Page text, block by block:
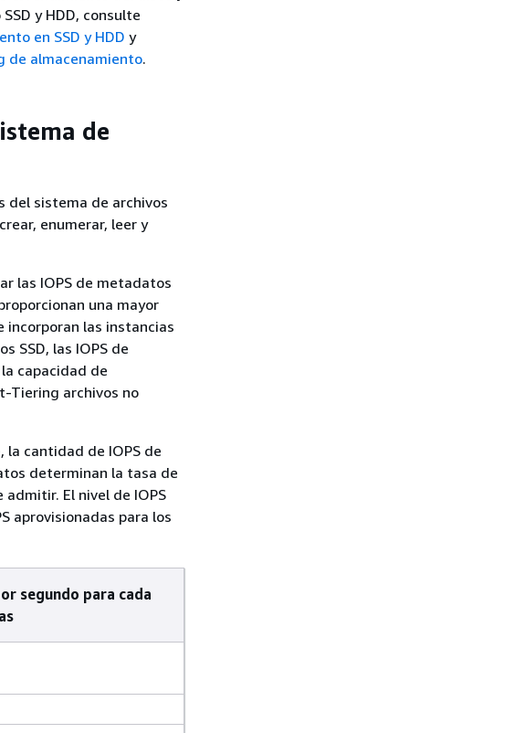
y HDD, consulte
en SSD y HDD y
de almacenamiento.
de
del sistema de archivos
enumerar, leer y
las IOPS de metadatos
una mayor
las instancias
SSD, las IOPS de
capacidad de
Tiering archivos no
la cantidad de IOPS de
determinan la tasa de
El nivel de IOPS
aprovisionadas para los
segundo para cada